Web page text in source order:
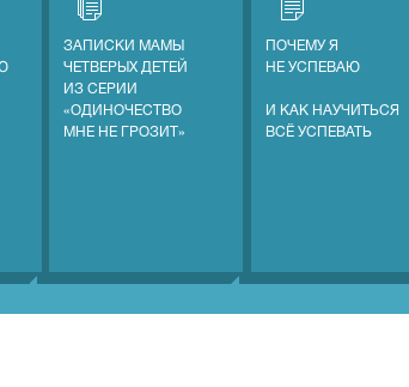
ЗАПИСКИ МАМЫ
ЧЕТВЕРЫХ ДЕТЕЙ
ИЗ СЕРИИ
«ОДИНОЧЕСТВО
МНЕ НЕ ГРОЗИТ»
ПОЧЕМУ Я
НЕ УСПЕВАЮ
И КАК НАУЧИТЬСЯ
ВСЁ УСПЕВАТЬ